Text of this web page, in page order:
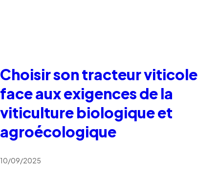
Choisir son tracteur viticole
face aux exigences de la
viticulture biologique et
agroécologique
10/09/2025